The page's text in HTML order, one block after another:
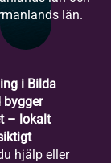
län.
i Bilda
bygger
– lokalt
hjälp eller